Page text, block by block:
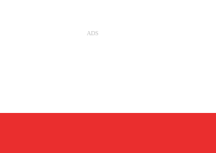
ADS